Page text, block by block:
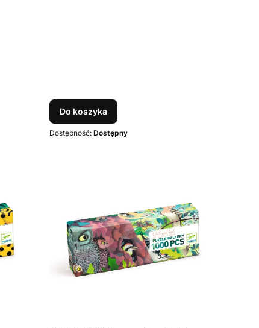
Do koszyka
Dostępność: Dostępny